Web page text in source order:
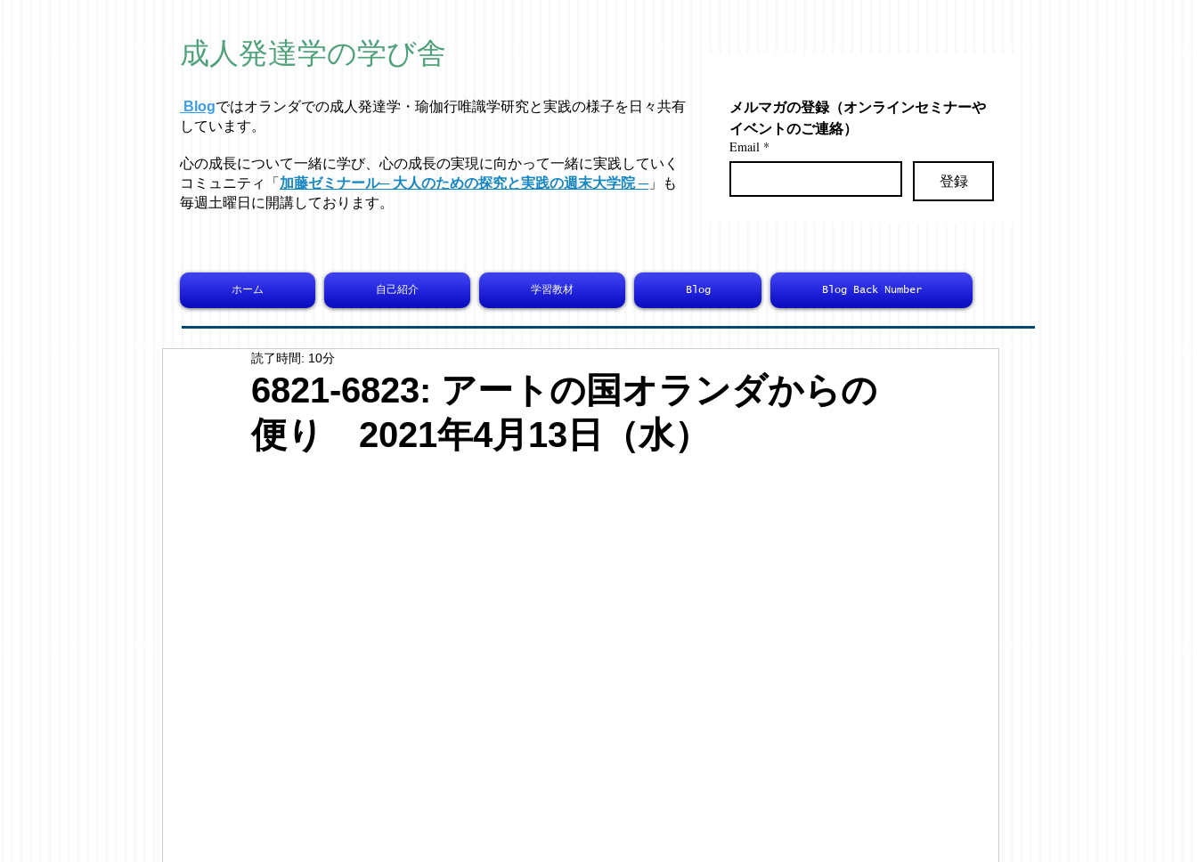
成人発達学の学び舎
Blogではオラ ンダでの成人発達学・ 瑜伽行唯識学研究と実践の様子を日々共有
しています。
心の成長について一緒に学び、心の成長の実現に向かって一緒に実践していく
コミュニティ「 加藤ゼミナール─ 大人のための探究と実践の週末大学院 ─」も
毎週土曜日に開講しております。
メルマガの登録（オンラインセミナーや
イベントのご連絡）
Email *
登録
ホーム 自己紹介 学習教材 Blog Blog Back Number
6821-6823: アートの国オランダからの
便り 2021年4月13日（水）
読了時間: 10分